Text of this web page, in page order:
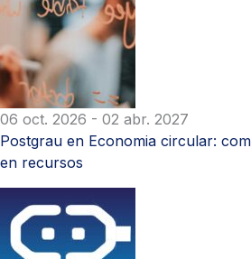
06 oct. 2026 - 02 abr. 2027
Postgrau en Economia circular:
en recursos